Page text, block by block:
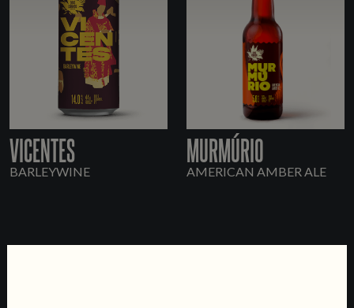
VICENTES
BARLEYWINE
MURMÚRIO
AMERICAN AMBER ALE